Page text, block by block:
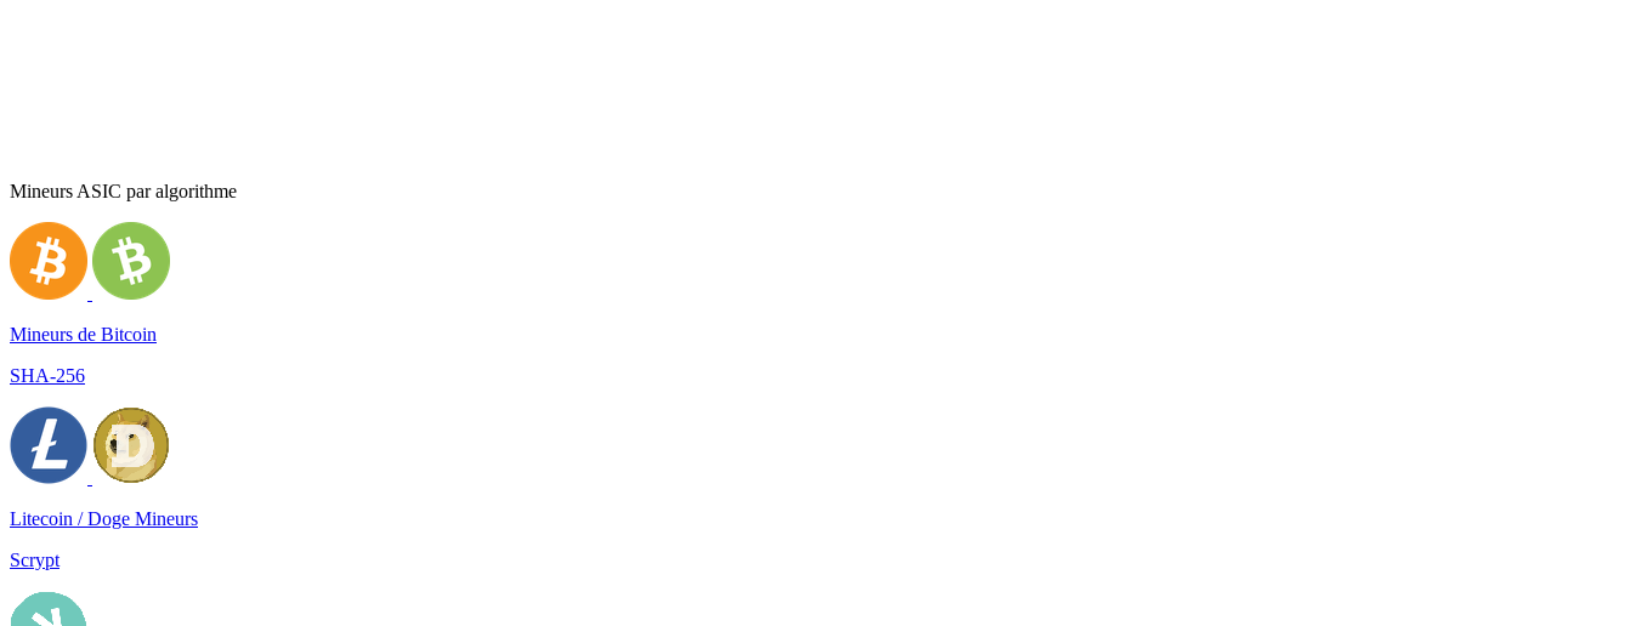
Mineurs ASIC par algorithme
Mineurs de Bitcoin
SHA-256
Litecoin / Doge Mineurs
Scrypt